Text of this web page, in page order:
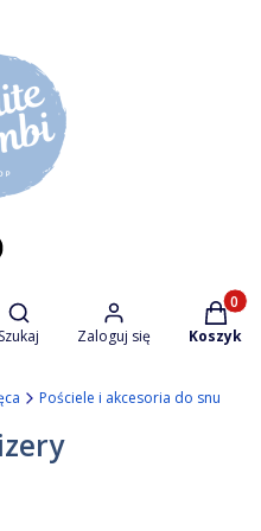
Otwórz wyszukiwarkę
Szukaj Zaloguj się Koszyk
Pościele i akcesoria do snu